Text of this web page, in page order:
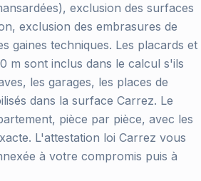
exclusion des surfaces
exclusion des embrasures de
gaines techniques. Les placards et
m sont inclus dans le calcul s'ils
les garages, les places de
dans la surface Carrez. Le
pièce par pièce, avec les
L'attestation loi Carrez vous
à votre compromis puis à